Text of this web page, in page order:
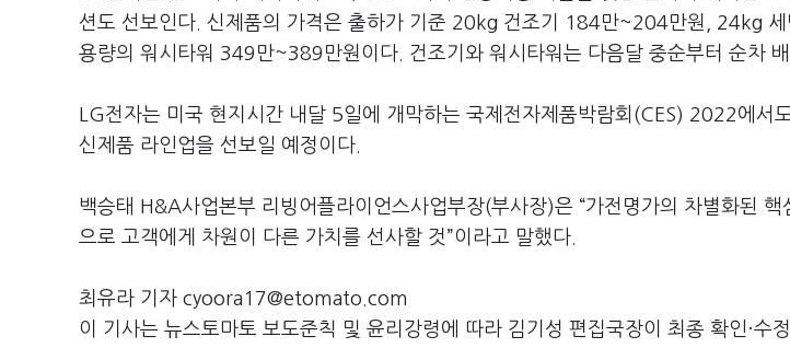
션도 선보인다. 신제품의 가격은 출하가 기준 20kg 건조기 184만~204만원, 24kg
용량의 워시타워 349만~389만원이다. 건조기와 워시타워는 다음달 중순부터 순차 배
LG전자는 미국 현지시간 내달 5일에 개막하는 국제전자제품박람회(CES) 2022에서
신제품 라인업을 선보일 예정이다.
백승태 H&A사업본부 리빙어플라이언스사업부장(부사장)은 “가전명가의 차별화된
으로 고객에게 차원이 다른 가치를 선사할 것”이라고 말했다.
최유라 기자 cyoora17@etomato.com
이 기사는 뉴스토마토 보도준칙 및 윤리강령에 따라 김기성 편집국장이 최종 확인·수